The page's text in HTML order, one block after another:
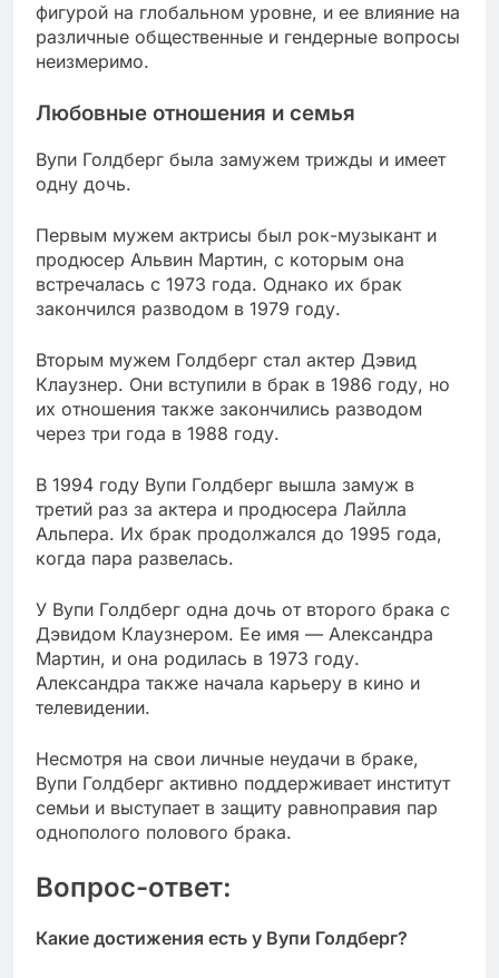
фигурой на глобальном уровне, и ее влияние на
различные общественные и гендерные вопросы
неизмеримо.
Любовные отношения и семья
Вупи Голдберг была замужем трижды и имеет
одну дочь.
Первым мужем актрисы был рок-музыкант и
продюсер Альвин Мартин, с которым она
встречалась с 1973 года. Однако их брак
закончился разводом в 1979 году.
Вторым мужем Голдберг стал актер Дэвид
Клаузнер. Они вступили в брак в 1986 году, но
их отношения также закончились разводом
через три года в 1988 году.
В 1994 году Вупи Голдберг вышла замуж в
третий раз за актера и продюсера Лайлла
Альпера. Их брак продолжался до 1995 года,
когда пара развелась.
У Вупи Голдберг одна дочь от второго брака с
Дэвидом Клаузнером. Ее имя — Александра
Мартин, и она родилась в 1973 году.
Александра также начала карьеру в кино и
телевидении.
Несмотря на свои личные неудачи в браке,
Вупи Голдберг активно поддерживает институт
семьи и выступает в защиту равноправия пар
однополого полового брака.
Вопрос-ответ:
Какие достижения есть у Вупи Голдберг?